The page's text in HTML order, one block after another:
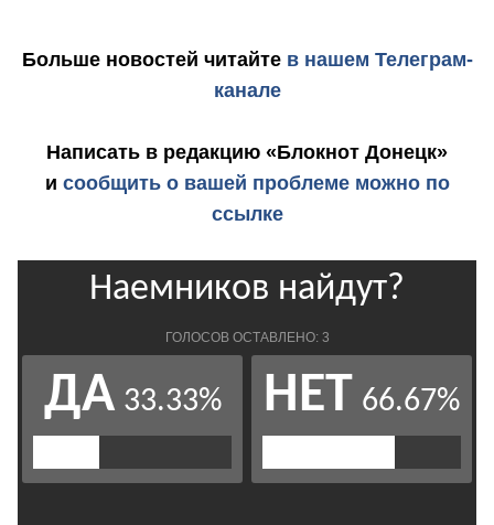
Больше новостей читайте в нашем Телеграм-
канале
Написать в редакцию «Блокнот Донецк»
и сообщить о вашей проблеме можно по
ссылке